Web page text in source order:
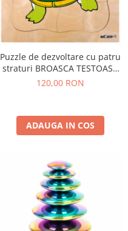
Puzzle de dezvoltare cu patru
straturi BROASCA TESTOASA
24x24 cm, grosime 2cm
120,00 RON
ADAUGA IN COS